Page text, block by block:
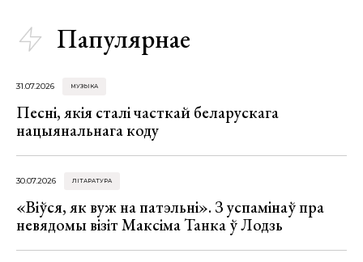
Папулярнае
31.07.2026 МУЗЫКА
Песні, якія сталі часткай беларускага
нацыянальнага коду
30.07.2026 ЛІТАРАТУРА
«Віўся, як вуж на патэльні». З успамінаў пра
невядомы візіт Максіма Танка ў Лодзь